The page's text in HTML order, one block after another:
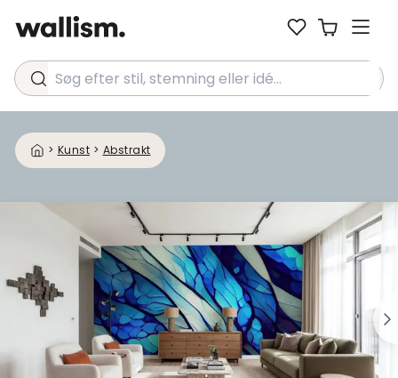
Søg efter stil, stemning eller idé...
> Kunst > Abstrakt